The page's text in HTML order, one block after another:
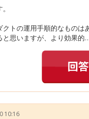
トの運用手順的なものは
と思いますが、より効果
10:16